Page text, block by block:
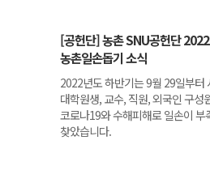
[공헌단] 농촌 SNU공헌단
농촌일손돕기 소식
2022년도 하반기는 9월 29일부터
대학원생, 교수, 직원, 외국인 구성
코로나19와 수해피해로 일손이 부
찾았습니다.